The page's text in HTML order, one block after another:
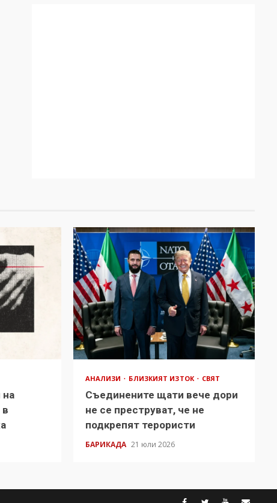
на
АНАЛИЗИ БЛИЗКИЯТ ИЗТОК СВЯТ
Съединените щати вече дори
не се преструват, че не
подкрепят терористи
БАРИКАДА 21 юли 2026